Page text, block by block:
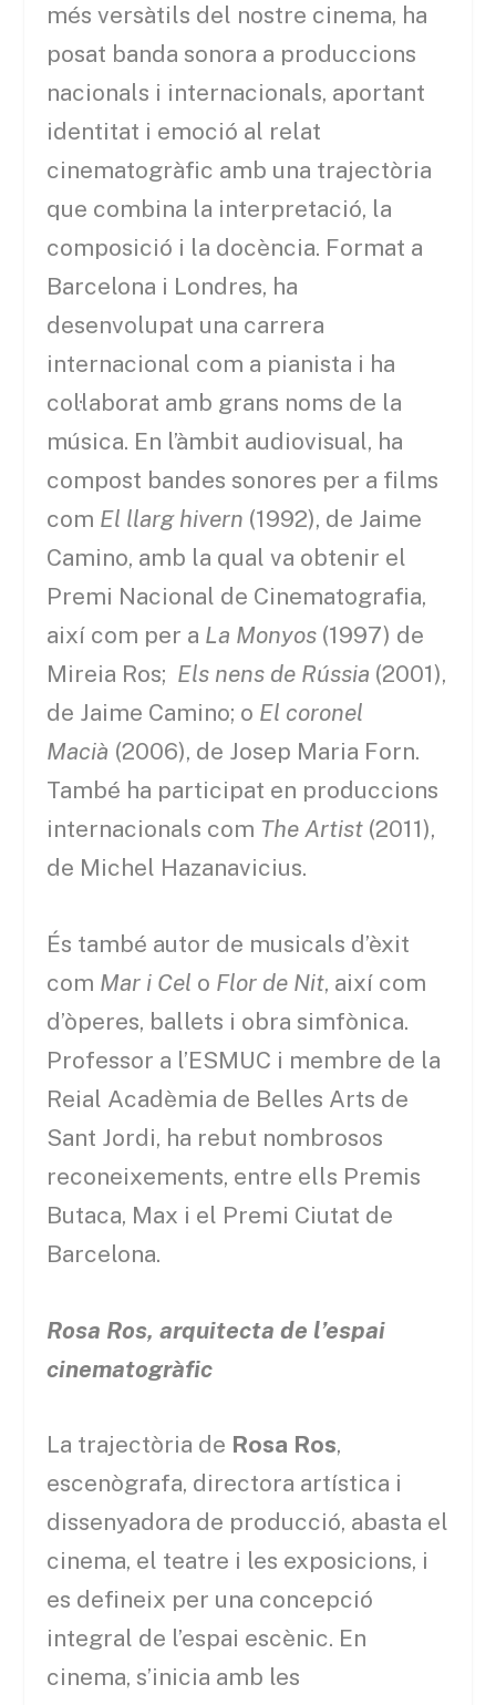
més versàtils del nostre cinema, ha
posat banda sonora a produccions
nacionals i internacionals, aportant
identitat i emoció al relat
cinematogràfic amb una trajectòria
que combina la interpretació, la
composició i la docència. Format a
Barcelona i Londres, ha
desenvolupat una carrera
internacional com a pianista i ha
col·laborat amb grans noms de la
música. En l’àmbit audiovisual, ha
compost bandes sonores per a films
com El llarg hivern (1992), de Jaime
Camino, amb la qual va obtenir el
Premi Nacional de Cinematografia,
així com per a La Monyos (1997) de
Mireia Ros; Els nens de Rússia (2001),
de Jaime Camino; o El coronel
Macià (2006), de Josep Maria Forn.
També ha participat en produccions
internacionals com The Artist (2011),
de Michel Hazanavicius.
És també autor de musicals d’èxit
com Mar i Cel o Flor de Nit, així com
d’òperes, ballets i obra simfònica.
Professor a l’ESMUC i membre de la
Reial Acadèmia de Belles Arts de
Sant Jordi, ha rebut nombrosos
reconeixements, entre ells Premis
Butaca, Max i el Premi Ciutat de
Barcelona.
Rosa Ros, arquitecta de l’espai
cinematogràfic
La trajectòria de Rosa Ros,
escenògrafa, directora artística i
dissenyadora de producció, abasta el
cinema, el teatre i les exposicions, i
es defineix per una concepció
integral de l’espai escènic. En
cinema, s’inicia amb les